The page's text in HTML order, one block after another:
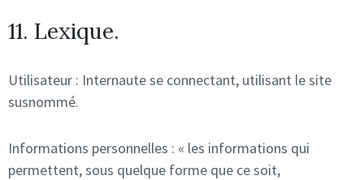
11. Lexique.
Utilisateur : Internaute se connectant, utilisant le site
susnommé.
Informations personnelles : « les informations qui
permettent, sous quelque forme que ce soit,